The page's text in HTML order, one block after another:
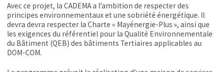
Avec ce projet, la CADEMA a l’ambition de respecter des
principes environnementaux et une sobriété énergétique. Il
devra devra respecter la Charte « Mayénergie-Plus », ainsi que
les exigences du référentiel pour la Qualité Environnementale
du Bâtiment (QEB) des bâtiments Tertiaires applicables au
DOM-COM.